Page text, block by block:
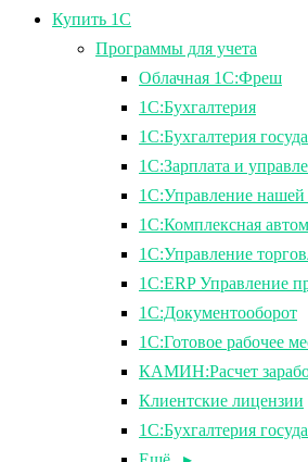
Купить 1С
Программы для учета
Облачная 1С:Фреш
1С:Бухгалтерия
1С:Бухгалтерия
1С:Зарплата и
1С:Управление
1С:Комплексная
1С:Управление
1С:ERP Управление
1С:Документооборот
1C:Готовое рабочее
КАМИН:Расчет
Клиентские лицензии
1С:Бухгалтерия